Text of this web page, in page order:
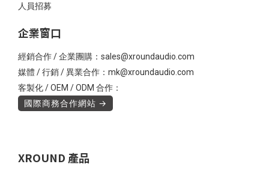
人員招募
企業窗口
經銷合作 / 企業團購：sales@xroundaudio.com
媒體 / 行銷 / 異業合作：mk@xroundaudio.com
客製化 / OEM / ODM 合作：
國際商務合作網站 →
XROUND 產品